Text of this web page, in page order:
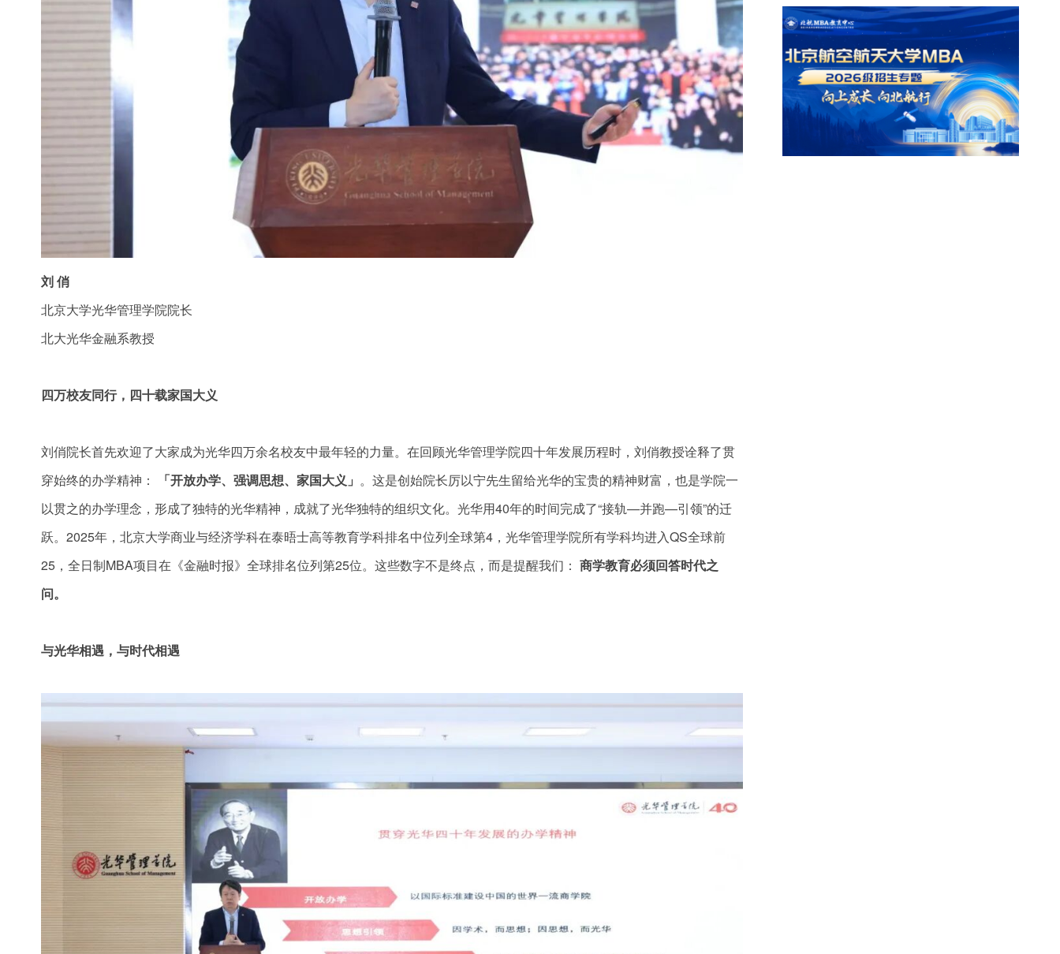
刘 俏
北京大学光华管理学院院长
北大光华金融系教授
四万校友同行，四十载家国大义
刘俏院长首先欢迎了大家成为光华四万余名校友中最年轻的力量。在回顾光华管理学院四十年发展历程时，刘俏教授诠释了贯
穿始终的办学精神：
「开放办学、强调思想、家国大义」 。这是创始院长厉以宁先生留给光华的宝贵的精神财富，也是学院一
以贯之的办学理念，形成了独特的光华精神，成就了光华独特的组织文化。光华用40年的时间完成了“接轨—并跑—引领”的迁
跃。2025年，北京大学商业与经济学科在泰晤士高等教育学科排名中位列全球第4，光华管理学院所有学科均进入QS全球前
25，全日制MBA项目在《金融时报》全球排名位列第25位。这些数字不是终点，而是提醒我们： 商学教育必须回答时代之
问。
与光华相遇，与时代相遇